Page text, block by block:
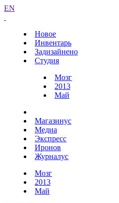
EN
Новое
Инвентарь
Задизайнено
Студия
Мозг
2013
Май
Магазинус
Медиа
Экспресс
Иронов
Журналус
Мозг
2013
Май